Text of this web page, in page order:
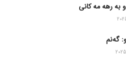
و به رهه مه کانی
گەنم